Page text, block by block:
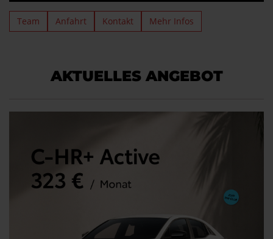
Team Anfahrt Kontakt Mehr Infos
AKTUELLES ANGEBOT